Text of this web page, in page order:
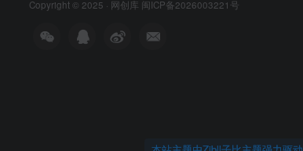
Copyright © 2025 · 网创库 闽ICP备2026003221号